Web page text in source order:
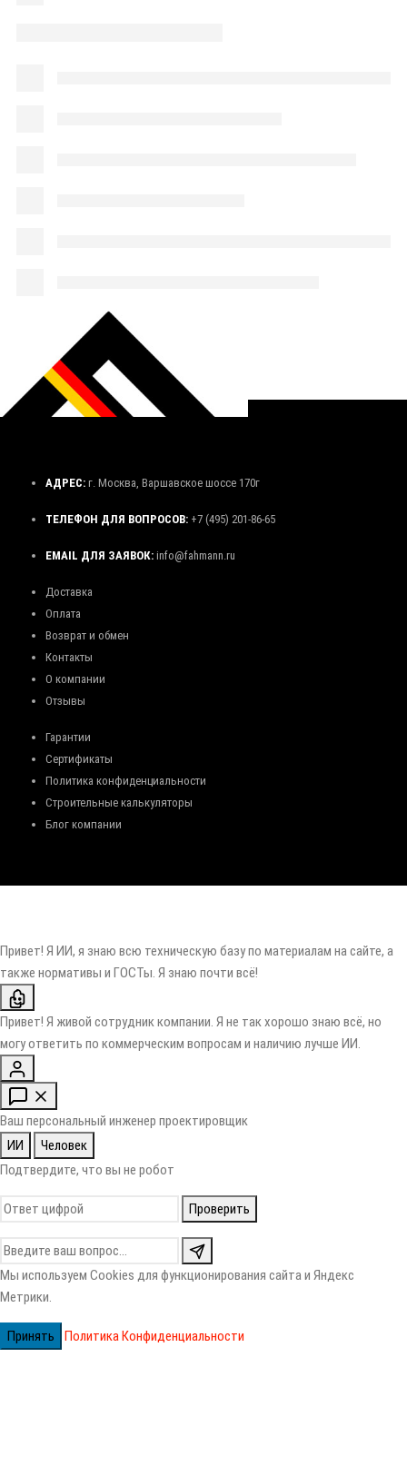
АДРЕС: г. Москва, Варшавское шоссе 170г
ТЕЛЕФОН ДЛЯ ВОПРОСОВ: +7 (495) 201-86-65
EMAIL ДЛЯ ЗАЯВОК: info@fahmann.ru
Доставка
Оплата
Возврат и обмен
Контакты
О компании
Отзывы
Гарантии
Сертификаты
Политика конфиденциальности
Строительные калькуляторы
Блог компании
Привет! Я ИИ, я знаю всю техническую базу по материалам на сайте, а
также нормативы и ГОСТы. Я знаю почти всё!
Привет! Я живой сотрудник компании. Я не так хорошо знаю всё, но
могу ответить по коммерческим вопросам и наличию лучше ИИ.
Ваш персональный инженер проектировщик
ИИ
Человек
Подтвердите, что вы не робот
Проверить
Мы используем Cookies для функционирования сайта и Яндекс
Метрики.
Принять Политика Конфиденциальности